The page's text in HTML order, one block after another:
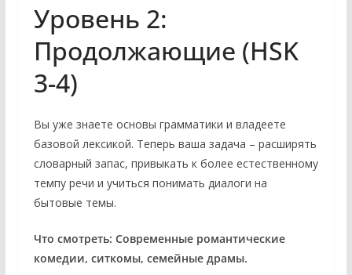
Уровень 2:
Продолжающие (HSK
3-4)
Вы уже знаете основы грамматики и владеете
базовой лексикой. Теперь ваша задача – расширять
словарный запас, привыкать к более естественному
темпу речи и учиться понимать диалоги на
бытовые темы.
Что смотреть: Современные романтические
комедии, ситкомы, семейные драмы.